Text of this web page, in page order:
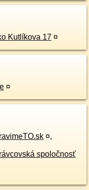
Kutlíkova 17 ¤
¤
¤,
spoločnosť